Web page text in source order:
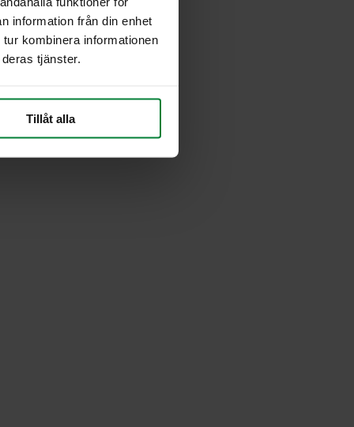
information från din enhet
kombinera informationen
tjänster.
Tillåt alla